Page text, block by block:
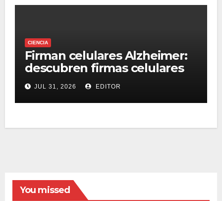
CIENCIA
Firman celulares Alzheimer:
descubren firmas celulares
compartidas entre grupos
JUL 31, 2026 EDITOR
You missed